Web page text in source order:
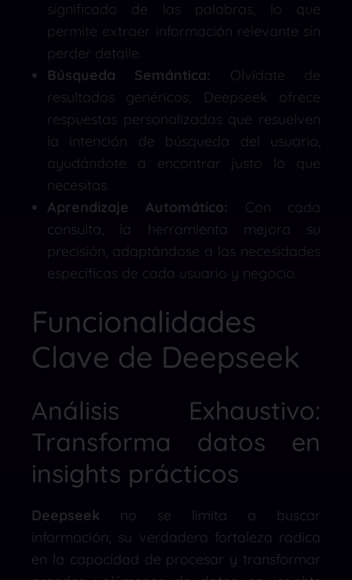
significado de las palabras, lo que
permite extraer información relevante sin
perder detalle.
Búsqueda Semántica:
Olvídate de
resultados genéricos; Deepseek ofrece
respuestas personalizadas que resuelven
la intención de búsqueda del usuario,
ayudándote a encontrar justo lo que
necesitas.
Aprendizaje Automático:
Con cada
consulta, la herramienta mejora su
precisión, adaptándose a las necesidades
específicas de cada usuario y negocio.
Funcionalidades
Clave de Deepseek
Análisis Exhaustivo:
Transforma datos en
insights prácticos
Deepseek no se limita a buscar
información; su verdadera fortaleza radica
en la capacidad de procesar y transformar